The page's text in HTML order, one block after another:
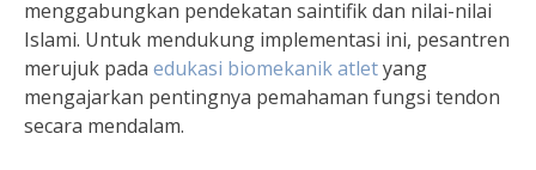
menggabungkan pendekatan saintifik dan nilai-nilai
Islami. Untuk mendukung implementasi ini, pesantren
merujuk pada edukasi biomekanik atletyang
mengajarkan pentingnya pemahaman fungsi tendon
secara mendalam.